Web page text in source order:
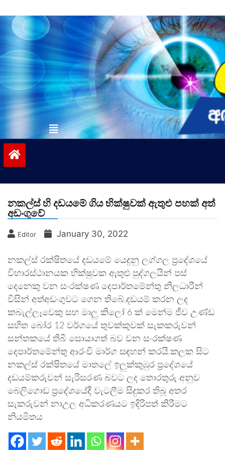
to
contentvinivida.lk
නකල්ස් හි දඩයමේ ගිය භික්ෂුවක් ඇතුළු පහක් අත්
අඩංගුවේ
Editor January 30, 2022
නකල්ස් රක්ෂිතයේ දඩයමේ යෙදුනු ලග්ගල ප්‍රදේශයේ
විහාරස්ථානයක භික්ෂුවක ඇතුළු පුද්ගලයින් පස්
දෙනෙකු වන සංරක්ෂණ දෙපාර්තමේන්තු නිලධාරීන්
විසින් අත්අඩංගුවට ගෙන තිබේ.දඩයම් කරන ලද
කබැල්ලෑවෙකු සහ මාලු කිලෝ 6 ක් මෙන්ම ජීව උණ්ඩ
සහිත බෝර 12 වර්ගයේ තුවක්කුවක් සැකකරුවන්
සන්තකයේ තිබී සොයාගත් බව වන සංරක්ෂණ
දෙපාර්තමේන්තු ආරංචි මාර්ග සඳහන් කරයි.කලක සිට
නකල්ස් රක්ෂිතයේ මාතලේ ඉලුක්කුඹුර ප්‍රදේශයේ
දඩයම්කරුවන් සැරිසරණ බවට ලද තොරතුරු අනුව
බෙලිගොඩ ප්‍රදේශයේදී වැටලීම සිදුකර තිබූ අතර
සැකරුවන් නාඋල අධිකරණයට ඉදිරිපත් කිරීමට
නියමිතය